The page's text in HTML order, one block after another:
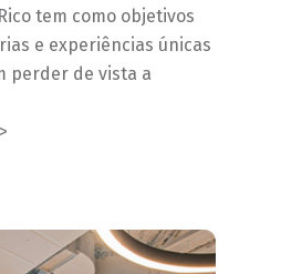
tem como objetivos
e experiências únicas
perder de vista a